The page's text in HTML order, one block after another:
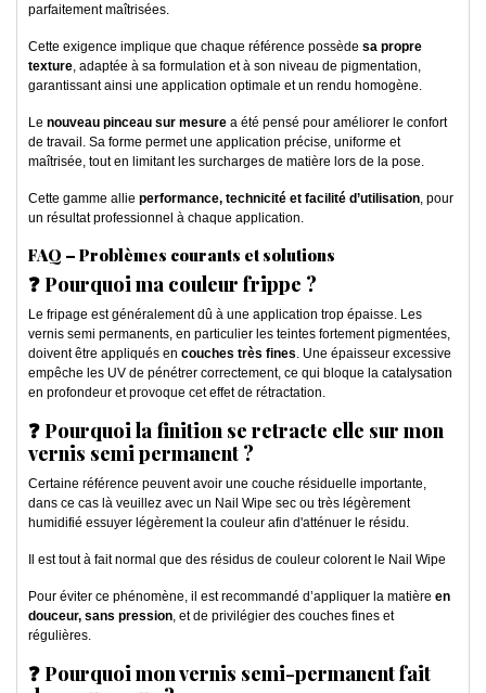
parfaitement maîtrisées.
Cette exigence implique que chaque référence possède sa propre
texture, adaptée à sa formulation et à son niveau de pigmentation,
garantissant ainsi une application optimale et un rendu homogène.
Le nouveau pinceau sur mesure a été pensé pour améliorer le confort
de travail. Sa forme permet une application précise, uniforme et
maîtrisée, tout en limitant les surcharges de matière lors de la pose.
Cette gamme allie performance, technicité et facilité d’utilisation, pour
un résultat professionnel à chaque application.
FAQ – Problèmes courants et solutions
❓ Pourquoi ma couleur frippe ?
Le fripage est généralement dû à une application trop épaisse. Les
vernis semi permanents, en particulier les teintes fortement pigmentées,
doivent être appliqués en couches très fines. Une épaisseur excessive
empêche les UV de pénétrer correctement, ce qui bloque la catalysation
en profondeur et provoque cet effet de rétractation.
❓ Pourquoi la finition se retracte elle sur mon
vernis semi permanent ?
Certaine référence peuvent avoir une couche résiduelle importante,
dans ce cas là veuillez avec un Nail Wipe sec ou très légèrement
humidifié essuyer légèrement la couleur afin d'atténuer le résidu.
Il est tout à fait normal que des résidus de couleur colorent le Nail Wipe
Pour éviter ce phénomène, il est recommandé d’appliquer la matière en
douceur, sans pression, et de privilégier des couches fines et
régulières.
❓ Pourquoi mon vernis semi-permanent fait